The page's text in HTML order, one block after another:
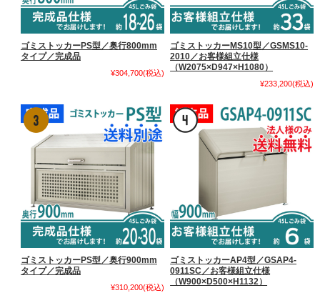
ゴミストッカーPS型／奥行800mm
タイプ／完成品
¥304,700(税込)
ゴミストッカーMS10型／GSMS10-
2010／お客様組立仕様
（W2075×D947×H1080）
¥233,200(税込)
ゴミストッカーPS型／奥行900mm
タイプ／完成品
¥310,200(税込)
ゴミストッカーAP4型／GSAP4-
0911SC／お客様組立仕様
（W900×D500×H1132）